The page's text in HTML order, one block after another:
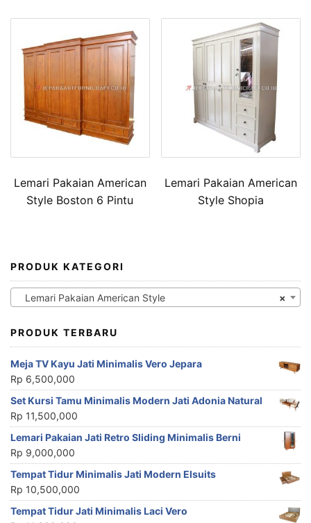
Lemari Pakaian American
Style Boston 6 Pintu
Lemari Pakaian American
Style Shopia
PRODUK KATEGORI
×
Lemari Pakaian American Style
PRODUK TERBARU
Meja TV Kayu Jati Minimalis Vero Jepara
Rp 6,500,000
Set Kursi Tamu Minimalis Modern Jati Adonia Natural
Rp 11,500,000
Lemari Pakaian Jati Retro Sliding Minimalis Berni
Rp 9,000,000
Tempat Tidur Minimalis Jati Modern Elsuits
Rp 10,500,000
Tempat Tidur Jati Minimalis Laci Vero